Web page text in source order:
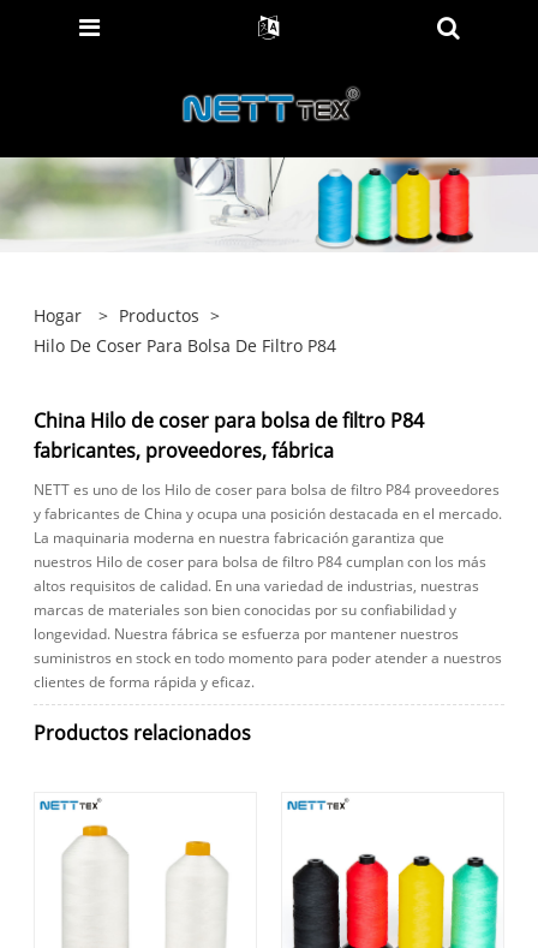
Hogar > Productos >
Hilo De Coser Para Bolsa De Filtro P84
China Hilo de coser para bolsa de filtro P84
fabricantes, proveedores, fábrica
NETT es uno de los Hilo de coser para bolsa de filtro P84 proveedores
y fabricantes de China y ocupa una posición destacada en el mercado.
La maquinaria moderna en nuestra fabricación garantiza que
nuestros Hilo de coser para bolsa de filtro P84 cumplan con los más
altos requisitos de calidad. En una variedad de industrias, nuestras
marcas de materiales son bien conocidas por su confiabilidad y
longevidad. Nuestra fábrica se esfuerza por mantener nuestros
suministros en stock en todo momento para poder atender a nuestros
clientes de forma rápida y eficaz.
Productos relacionados